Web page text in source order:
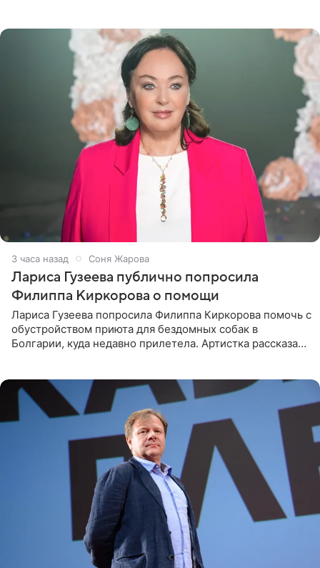
3 часа назад Соня Жарова
Лариса Гузеева публично попросила
Филиппа Киркорова о помощи
Лариса Гузеева попросила Филиппа Киркорова помочь с
обустройством приюта для бездомных собак в
Болгарии, куда недавно прилетела. Артистка рассказала